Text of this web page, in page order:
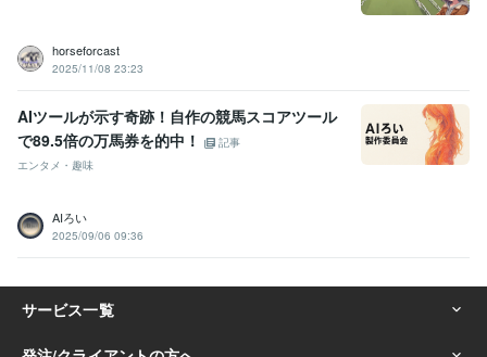
horseforcast
2025/11/08 23:23
AIツールが示す奇跡！自作の競馬スコアツール
で89.5倍の万馬券を的中！
記事
エンタメ・趣味
AIろい
2025/09/06 09:36